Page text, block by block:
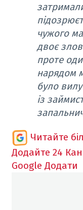
чужого
двоє
проте
нарядом
було
із
Читайте
Додайте 24
Google Додати